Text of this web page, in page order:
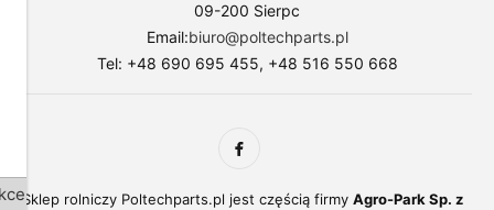
09-200 Sierpc
Email:biuro@poltechparts.pl
Tel: +48 690 695 455, +48 516 550 668
Sklep rolniczy Poltechparts.pl jest częścią firmy Agro-Park Sp. z